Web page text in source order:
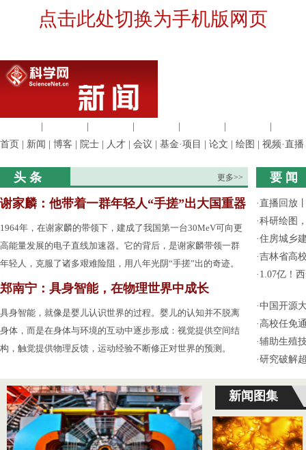
点击此处切换为手机版网页
首页
新闻 博客 院士 人才 会议 基金·项目 论文 绘图 视频·直播
头 条 更多>>
谢家麟：他带着一群年轻人“手搓”出大国重器
1964年，在谢家麟的带领下，建成了我国第一台30MeV可向更
高能量发展的电子直线加速器。它的背后，是谢家麟带领一群
年轻人，克服了诸多艰难险阻，用八年光阴“手搓”出的奇迹。
郑南宁：具身智能，在物理世界中成长
具身智能，就像是婴儿认识世界的过程。婴儿的认知并不脱离
身体，而是在身体与环境的互动中逐步形成：视觉提供空间结
构，触觉提供物理反馈，运动经验不断修正对世界的预测。
要 闻
·直播回放
·科研绘图
·住房城乡
·吉林省高
· 1.07亿！
·中国开源
· 高校任免
·辅助生殖
·研究破解
新闻图集